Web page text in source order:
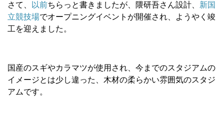
さて、 以前ちらっと書きましたが、隈研吾さん設計、 新国
立競技場でオープニングイベントが開催され、ようやく竣
工を迎えました。
国産のスギやカラマツが使用され、今までのスタジアムの
イメージとは少し違った、木材の柔らかい雰囲気のスタジ
アムです。